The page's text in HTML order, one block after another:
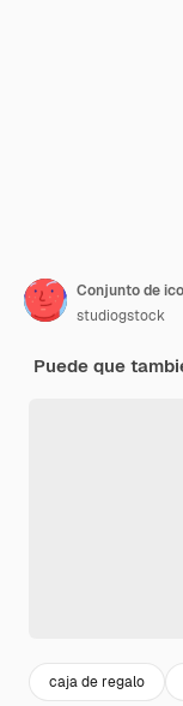
Conjunto de
studiogstock
Puede que
caja de regalo